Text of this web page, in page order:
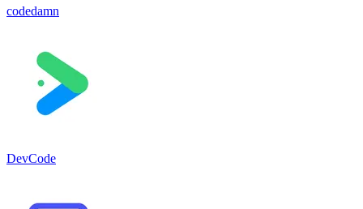
codedamn
DevCode